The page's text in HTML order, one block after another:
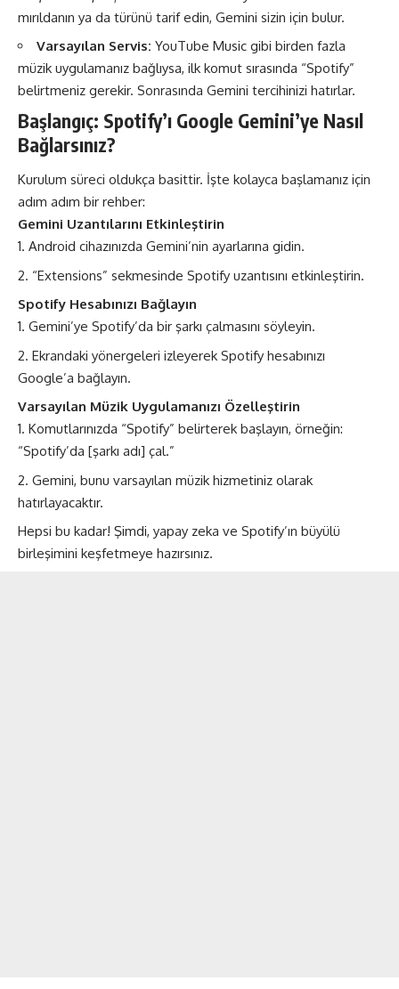
mırıldanın ya da türünü tarif edin, Gemini sizin için bulur.
Varsayılan Servis: YouTube Music gibi birden fazla
müzik uygulamanız bağlıysa, ilk komut sırasında “Spotify”
belirtmeniz gerekir. Sonrasında Gemini tercihinizi hatırlar​​.
Başlangıç: Spotify’ı Google Gemini’ye Nasıl
Bağlarsınız?
Kurulum süreci oldukça basittir. İşte kolayca başlamanız için
adım adım bir rehber:
Gemini Uzantılarını Etkinleştirin
Android cihazınızda Gemini’nin ayarlarına gidin.
“Extensions” sekmesinde Spotify uzantısını etkinleştirin.
Spotify Hesabınızı Bağlayın
Gemini’ye Spotify’da bir şarkı çalmasını söyleyin.
Ekrandaki yönergeleri izleyerek Spotify hesabınızı
Google’a bağlayın.
Varsayılan Müzik Uygulamanızı Özelleştirin
Komutlarınızda “Spotify” belirterek başlayın, örneğin:
“Spotify’da [şarkı adı] çal.”
Gemini, bunu varsayılan müzik hizmetiniz olarak
hatırlayacaktır.
Hepsi bu kadar! Şimdi, yapay zeka ve Spotify’ın büyülü
birleşimini keşfetmeye hazırsınız​​.